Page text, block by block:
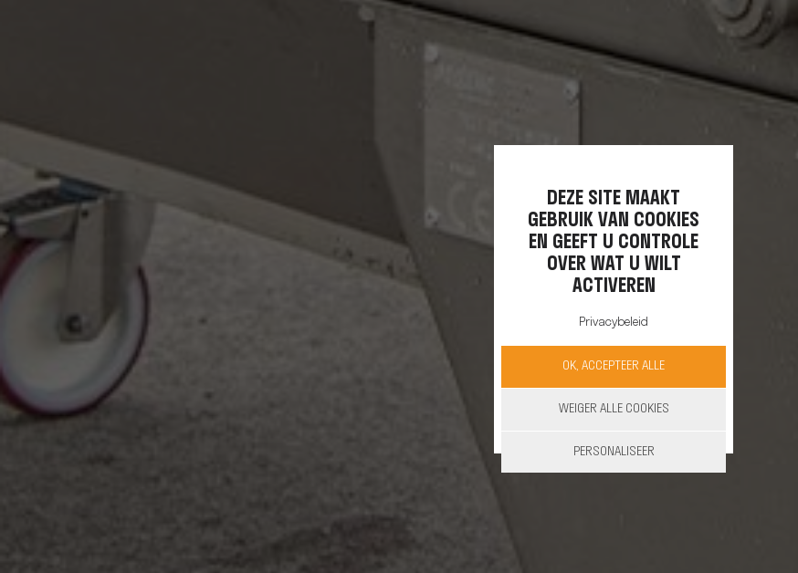
DEZE SITE MAAKT
GEBRUIK VAN COOKIES
EN GEEFT U CONTROLE
OVER WAT U WILT
ACTIVEREN
Privacybeleid
OK, ACCEPTEER ALLE
WEIGER ALLE COOKIES
PERSONALISEER